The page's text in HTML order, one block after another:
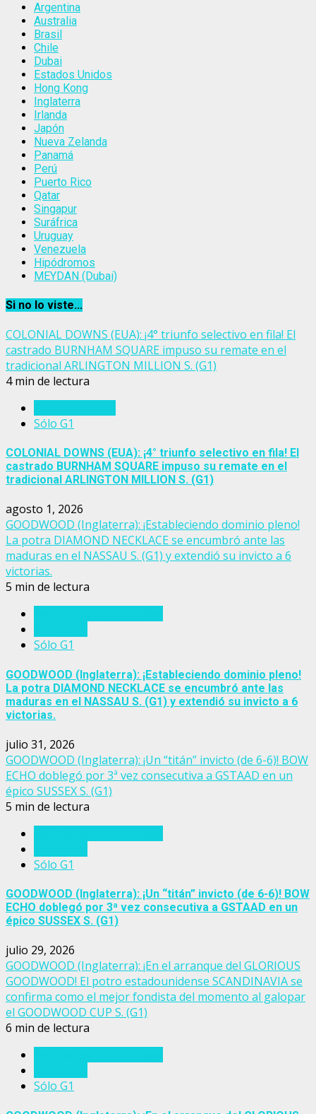
Argentina
Australia
Brasil
Chile
Dubai
Estados Unidos
Hong Kong
Inglaterra
Irlanda
Japón
Nueva Zelanda
Panamá
Perú
Puerto Rico
Qatar
Singapur
Suráfrica
Uruguay
Venezuela
Hipódromos
MEYDAN (Dubai)
Si no lo viste...
COLONIAL DOWNS (EUA): ¡4° triunfo selectivo en fila! El
castrado BURNHAM SQUARE impuso su remate en el
tradicional ARLINGTON MILLION S. (G1)
4 min de lectura
Sólo G1
COLONIAL DOWNS (EUA): ¡4° triunfo selectivo en fila! El
castrado BURNHAM SQUARE impuso su remate en el
tradicional ARLINGTON MILLION S. (G1)
agosto 1, 2026
GOODWOOD (Inglaterra): ¡Estableciendo dominio pleno!
La potra DIAMOND NECKLACE se encumbró ante las
maduras en el NASSAU S. (G1) y extendió su invicto a 6
victorias.
5 min de lectura
Sólo G1
GOODWOOD (Inglaterra): ¡Estableciendo dominio pleno!
La potra DIAMOND NECKLACE se encumbró ante las
maduras en el NASSAU S. (G1) y extendió su invicto a 6
victorias.
julio 31, 2026
GOODWOOD (Inglaterra): ¡Un “titán” invicto (de 6-6)! BOW
ECHO doblegó por 3ª vez consecutiva a GSTAAD en un
épico SUSSEX S. (G1)
5 min de lectura
Sólo G1
GOODWOOD (Inglaterra): ¡Un “titán” invicto (de 6-6)! BOW
ECHO doblegó por 3ª vez consecutiva a GSTAAD en un
épico SUSSEX S. (G1)
julio 29, 2026
GOODWOOD (Inglaterra): ¡En el arranque del GLORIOUS
GOODWOOD! El potro estadounidense SCANDINAVIA se
confirma como el mejor fondista del momento al galopar
el GOODWOOD CUP S. (G1)
6 min de lectura
Sólo G1